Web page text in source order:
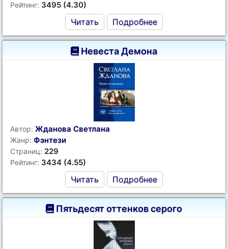
Рейтинг: 3495 (4.30)
Читать Подробнее
Невеста Демона
Автор: Жданова Светлана
Жанр: Фэнтези
Страниц: 229
Рейтинг: 3434 (4.55)
Читать Подробнее
Пятьдесят оттенков серого